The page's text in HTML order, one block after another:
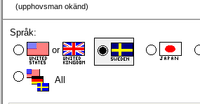
(upphovsman okänd)
Språk:
or
All